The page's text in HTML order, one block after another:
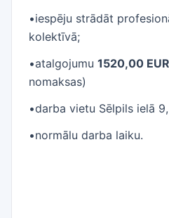
•iespēju strādāt
kolektīvā;
•atalgojumu 1520,00 EUR
nomaksas)
•darba vietu Sēlpils ielā
•normālu darba laiku.